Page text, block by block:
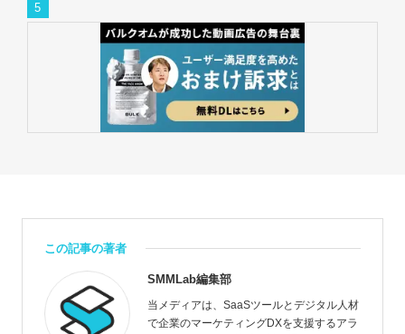
この記事の著者
SMMLab編集部
当メディアは、SaaSツールとデジタル人材
で企業のマーケティングDXを支援するアラ